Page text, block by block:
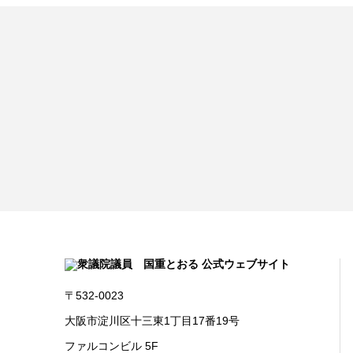
〒532-0023
大阪市淀川区十三東1丁目17番19号
ファルコンビル 5F